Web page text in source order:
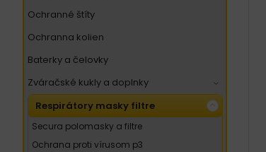
ochranné štíty
ochranna kolien
baterky a čelovky
zváračské kukly a doplnky
respirátory masky filtre
secura polomasky a filtre
ochrana proti vírusom p3